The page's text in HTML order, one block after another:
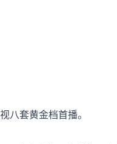
八套黄金档首播。